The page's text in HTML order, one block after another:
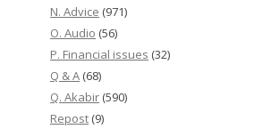
N. Advice (971)
O. Audio (56)
P. Financial issues (32)
Q & A (68)
Q. Akabir (590)
Repost (9)